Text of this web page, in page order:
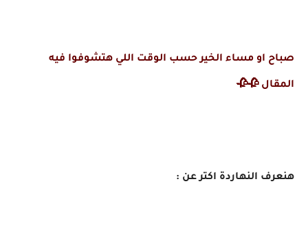
صباح او مساء الخير حسب الوقت اللي هتشوفوا فيه
المقال 🥀🥀
هنعرف النهاردة اكتر عن :